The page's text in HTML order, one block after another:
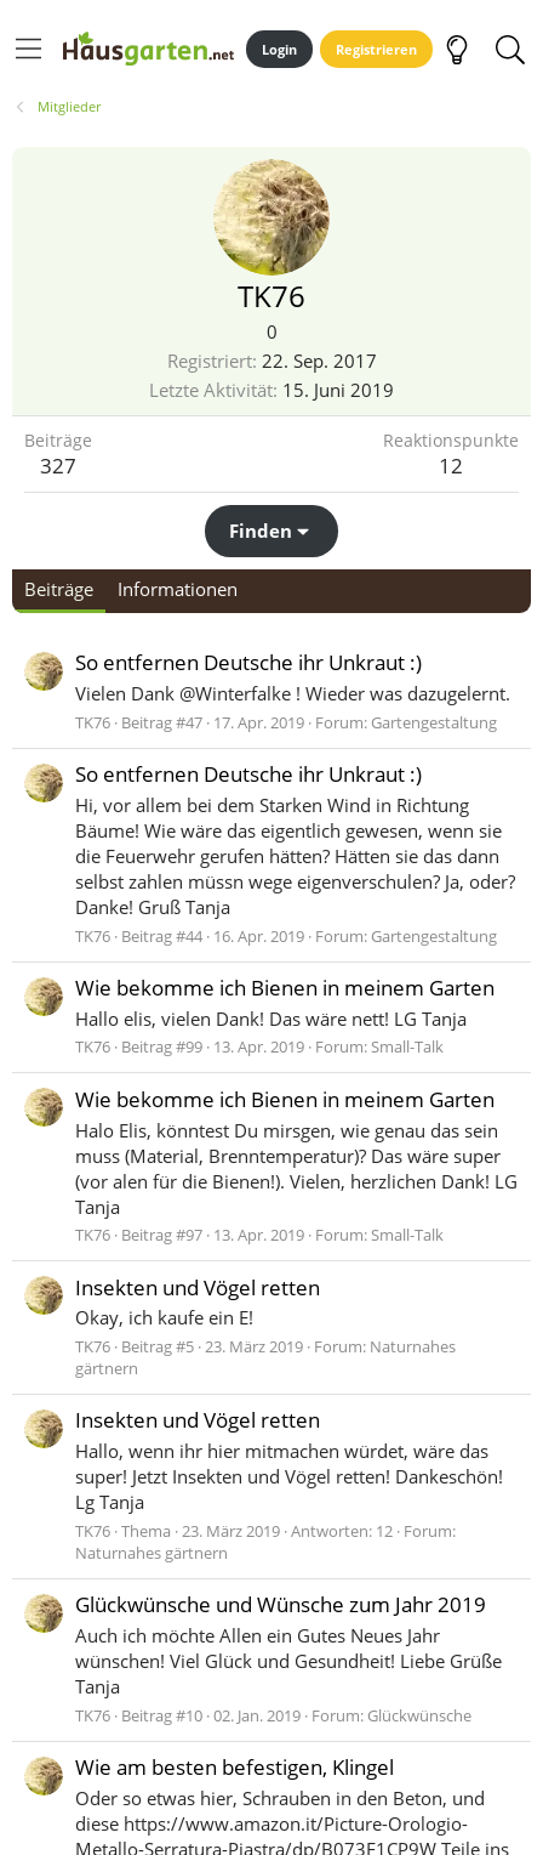
Login Registrieren
Mitglieder
TK76
0
Registriert 22. Sep. 2017
Letzte Aktivität 15. Juni 2019
Beiträge
327
Reaktionspunkte
12
Finden
Beiträge Informationen
So entfernen Deutsche ihr Unkraut :)
Vielen Dank @Winterfalke ! Wieder was dazugelernt.
TK76 Beitrag #47 17. Apr. 2019 Forum: Gartengestaltung
So entfernen Deutsche ihr Unkraut :)
Hi, vor allem bei dem Starken Wind in Richtung
Bäume! Wie wäre das eigentlich gewesen, wenn sie
die Feuerwehr gerufen hätten? Hätten sie das dann
selbst zahlen müssn wege eigenverschulen? Ja, oder?
Danke! Gruß Tanja
TK76 Beitrag #44 16. Apr. 2019 Forum: Gartengestaltung
Wie bekomme ich Bienen in meinem Garten
Hallo elis, vielen Dank! Das wäre nett! LG Tanja
TK76 Beitrag #99 13. Apr. 2019 Forum:Small-Talk
Wie bekomme ich Bienen in meinem Garten
Halo Elis, könntest Du mirsgen, wie genau das sein
muss (Material, Brenntemperatur)? Das wäre super
(vor alen für die Bienen!). Vielen, herzlichen Dank! LG
Tanja
TK76 Beitrag #97 13. Apr. 2019 Forum:Small-Talk
Insekten und Vögel retten
Okay, ich kaufe ein E!
TK76 Beitrag #5 23. März 2019 Forum: Naturnahes
gärtnern
Insekten und Vögel retten
Hallo, wenn ihr hier mitmachen würdet, wäre das
super! Jetzt Insekten und Vögel retten! Dankeschön!
Lg Tanja
TK76 Thema 23. März 2019 Antworten: 12 Forum:
Naturnahes gärtnern
Glückwünsche und Wünsche zum Jahr 2019
Auch ich möchte Allen ein Gutes Neues Jahr
wünschen! Viel Glück und Gesundheit! Liebe Grüße
Tanja
TK76 Beitrag #10 02. Jan. 2019 Forum: Glückwünsche
Wie am besten befestigen, Klingel
Oder so etwas hier, Schrauben in den Beton, und
diese https://www.amazon.it/Picture-Orologio-
Metallo-Serratura-Piastra/dp/B073F1CP9W Teile ins